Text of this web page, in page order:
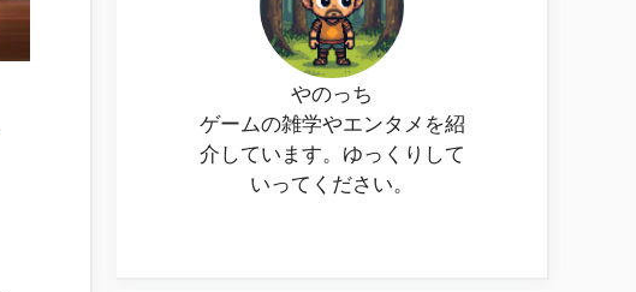
やのっち
ゲームの雑学やエンタメを紹
介しています。ゆっくりして
いってください。